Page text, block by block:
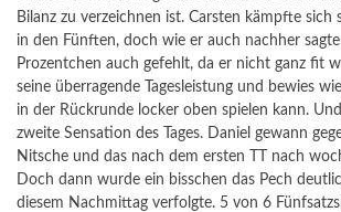
Bilanz zu verzeichnen ist. Carsten kämpfte sich
in den Fünften, doch wie er auch nachher
Prozentchen auch gefehlt, da er nicht ganz fit
seine überragende Tagesleistung und bewies
in der Rückrunde locker oben spielen kann.
zweite Sensation des Tages. Daniel gewann
Nitsche und das nach dem ersten TT nach
Doch dann wurde ein bisschen das Pech
diesem Nachmittag verfolgte. 5 von 6